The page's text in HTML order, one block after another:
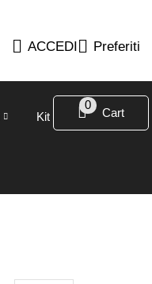
ACCEDI Preferiti
Kit
0
Cart